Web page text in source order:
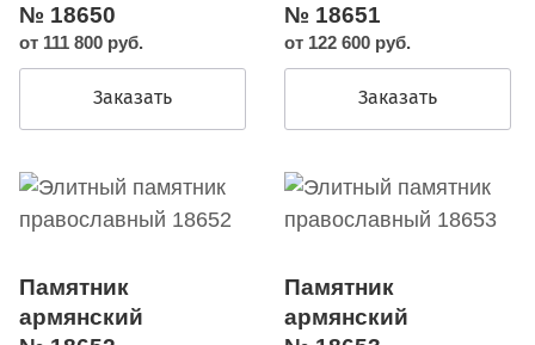
№ 18650
от 111 800 руб.
Заказать
№ 18651
от 122 600 руб.
Заказать
Памятник
армянский
Памятник
армянский